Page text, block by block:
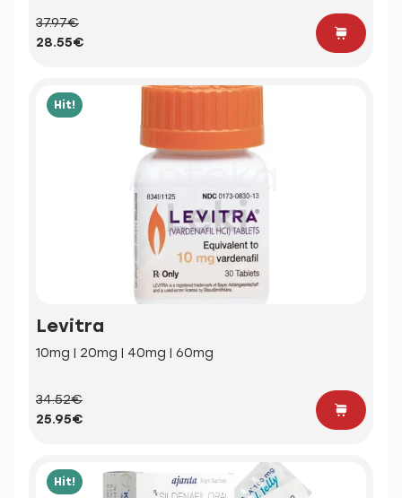
37.97€
28.55€
Hit!
Levitra
10mg | 20mg | 40mg | 60mg
34.52€
25.95€
Hit!